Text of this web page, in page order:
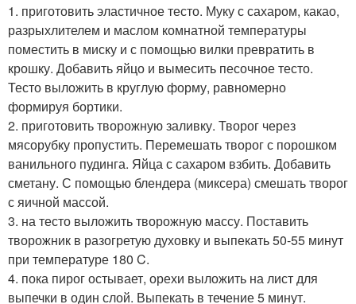
1. приготовить эластичное тесто. Муку с сахаром, какао,
разрыхлителем и маслом комнатной температуры
поместить в миску и с помощью вилки превратить в
крошку. Добавить яйцо и вымесить песочное тесто.
Тесто выложить в круглую форму, равномерно
формируя бортики.
2. приготовить творожную заливку. Творог через
мясорубку пропустить. Перемешать творог с порошком
ванильного пудинга. Яйца с сахаром взбить. Добавить
сметану. С помощью блендера (миксера) смешать творог
с яичной массой.
3. на тесто выложить творожную массу. Поставить
творожник в разогретую духовку и выпекать 50-55 минут
при температуре 180 C.
4. пока пирог остывает, орехи выложить на лист для
выпечки в один слой. Выпекать в течение 5 минут.